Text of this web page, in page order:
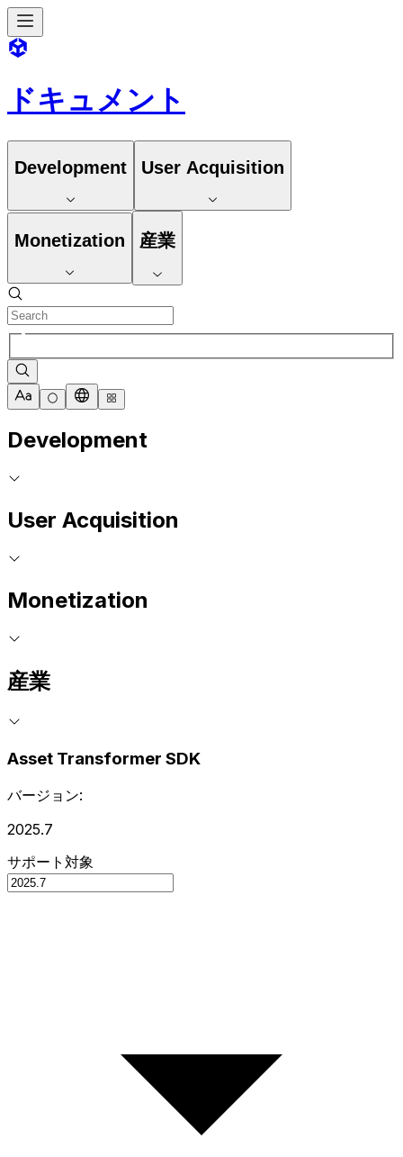
ドキュメント
Development User Acquisition
Monetization 産業
Development
User Acquisition
Monetization
産業
Asset Transformer SDK
バージョン:
2025.7
サポート対象